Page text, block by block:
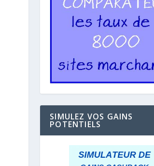
SIMULEZ VOS GAINS
POTENTIELS